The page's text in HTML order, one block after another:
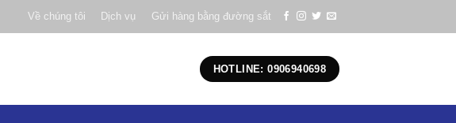
Về chúng tôi Dịch vụ Gửi hàng bằng đường sắt
HOTLINE: 0906940698